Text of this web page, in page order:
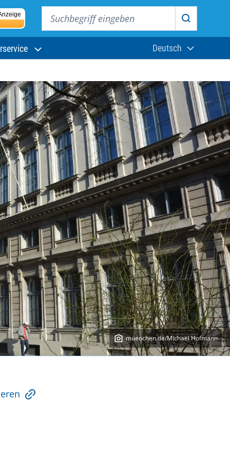
Suchen
Aktuelle
Deutsch
muenchen.de/Michael Hofmann